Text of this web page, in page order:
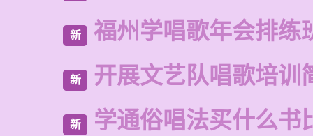
新 福州学唱歌年会排练
新 开展文艺队唱歌培训
新 学通俗唱法买什么书